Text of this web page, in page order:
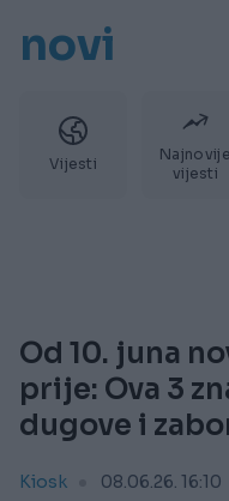
novi
Vijesti
Najnovije
vijesti
Od 10. juna
prije: Ova 3
dugove i
Kiosk 08.06.26. 16:10